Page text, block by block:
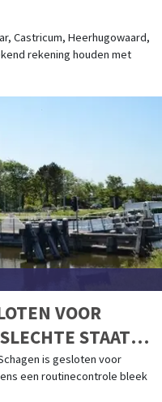
Castricum, Heerhugowaard,
rekening houden met
VOOR
STAAT
is gesloten voor
een routinecontrole bleek